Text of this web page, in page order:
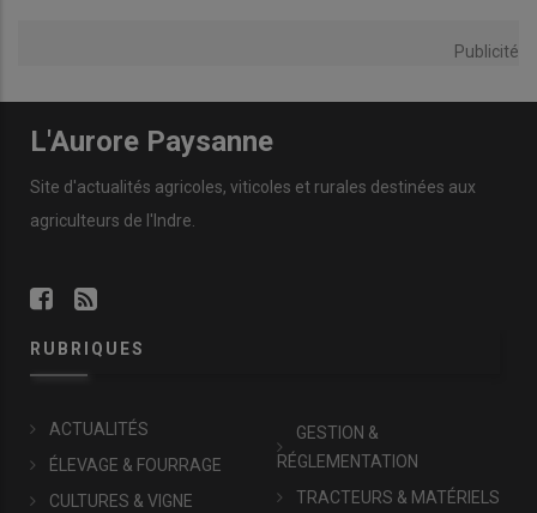
Publicité
L'Aurore Paysanne
Site d'actualités agricoles, viticoles et rurales destinées aux
agriculteurs de l'Indre.
RUBRIQUES
ACTUALITÉS
ÉLEVAGE & FOURRAGE
CULTURES & VIGNE
GESTION &
RÉGLEMENTATION
TRACTEURS & MATÉRIELS